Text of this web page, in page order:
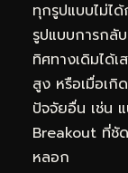
ทุกรูปแบบไม่ไ
รูปแบบการกลั
ทิศทางเดิมได้
สูง หรือเมื่อเ
ปัจจัยอื่น เช่น
Breakout ที่ชั
หลอก